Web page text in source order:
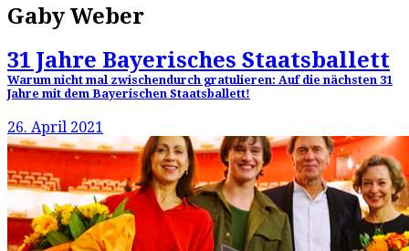
Gaby Weber
31 Jahre Bayerisches Staatsballett
Warum nicht mal zwischendurch gratulieren: Auf die nächsten 31
Jahre mit dem Bayerischen Staatsballett!
26. April 2021